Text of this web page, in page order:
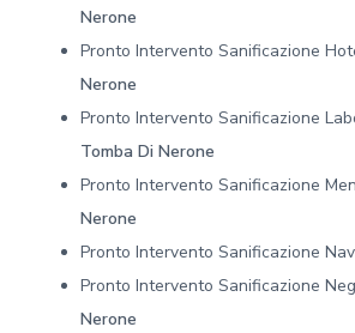
Nerone
Pronto Intervento Sanificazione
Nerone
Pronto Intervento Sanificazione
Tomba Di Nerone
Pronto Intervento Sanificazione
Nerone
Pronto Intervento Sanificazione
Pronto Intervento Sanificazione
Nerone